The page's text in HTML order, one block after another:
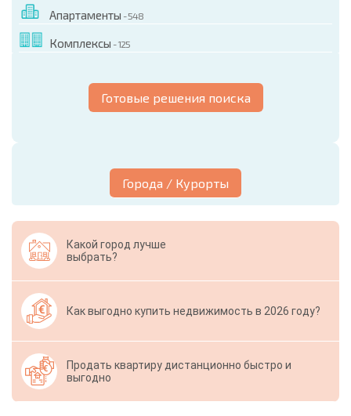
Апартаменты - 548
Комплексы - 125
Готовые решения поиска
Города / Курорты
Какой город лучше
выбрать?
Как выгодно купить недвижимость в 2026 году?
Продать квартиру дистанционно быстро и
выгодно